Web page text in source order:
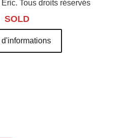
Tous droits réservés
SOLD
d'informations